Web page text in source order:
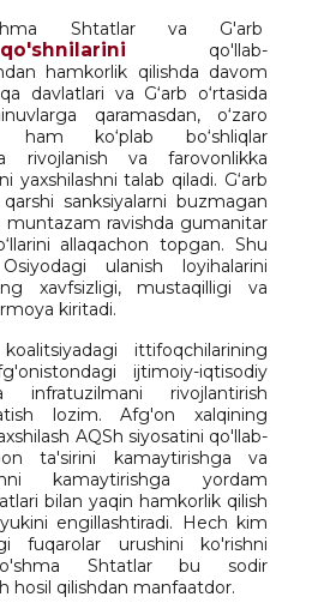
Shtatlar va G'arb
qo'llab-
hamkorlik qilishda davom
davlatlari va G‘arb o‘rtasida
qaramasdan, o‘zaro
ham ko‘plab bo‘shliqlar
rivojlanish va farovonlikka
yaxshilashni talab qiladi. G‘arb
sanksiyalarni buzmagan
muntazam ravishda gumanitar
allaqachon topgan. Shu
ulanish loyihalarini
xavfsizligi, mustaqilligi va
kiritadi.
ittifoqchilarining
ijtimoiy-iqtisodiy
rivojlantirish
lozim. Afg'on xalqining
AQSh siyosatini qo'llab-
ta'sirini kamaytirishga va
kamaytirishga yordam
bilan yaqin hamkorlik qilish
engillashtiradi. Hech kim
fuqarolar urushini ko'rishni
Shtatlar bu sodir
hosil qilishdan manfaatdor.